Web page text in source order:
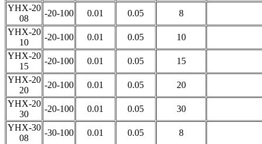
YHX-20
08
-20-100 0.01 0.05
8
YHX-20
10
-20-100 0.01 0.05
10
YHX-20
15
-20-100 0.01 0.05
15
YHX-20
20
-20-100 0.01 0.05
20
YHX-20
30
-20-100 0.01 0.05
30
YHX-30
08
-30-100 0.01 0.05 8